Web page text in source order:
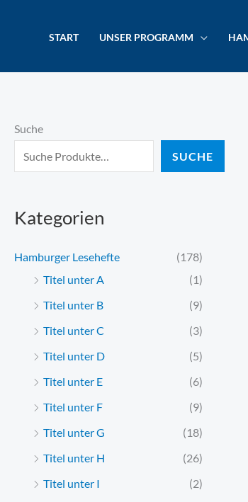
START UNSER PROGRAMM
Suche
SUCHE
Kategorien
Hamburger Lesehefte
(178)
Titel unter A
(1)
Titel unter B
(9)
Titel unter C
(3)
Titel unter D
(5)
Titel unter E
(6)
Titel unter F
(9)
Titel unter G
(18)
Titel unter H
(26)
Titel unter I
(2)